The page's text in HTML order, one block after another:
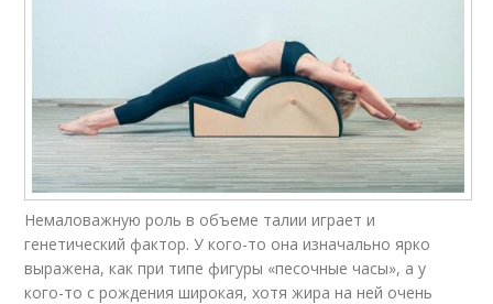
Немаловажную роль в объеме талии играет и
генетический фактор. У кого-то она изначально ярко
выражена, как при типе фигуры «песочные часы», а у
кого-то с рождения широкая, хотя жира на ней очень